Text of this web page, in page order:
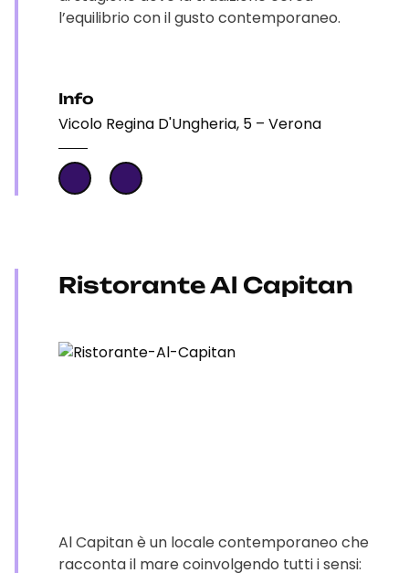
l’equilibrio con il gusto contemporaneo.
Info
Vicolo Regina D'Ungheria, 5 – Verona
Ristorante Al Capitan
Al Capitan è un locale contemporaneo che
racconta il mare coinvolgendo tutti i sensi: